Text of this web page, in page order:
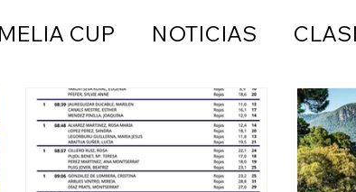
MELIA CUP NOTICIAS
VIAJES EMPRESA
CALENDARIOS WOMAN